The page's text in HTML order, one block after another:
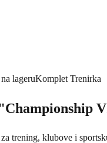
lageruKomplet Trenirka
trening, klubove i